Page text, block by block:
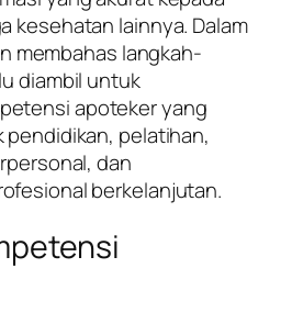
kesehatan lainnya. Dalam
membahas langkah-
diambil untuk
apoteker yang
pelatihan,
dan
berkelanjutan.